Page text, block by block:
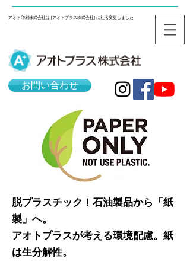
アオト印刷株式会社は [アオトプラス株式会社] に社名変更しました
お問い合わせ
脱プラスチック！石油製品から「紙
製」へ。
アオトプラスが考える環境配慮。紙
は生分解性。